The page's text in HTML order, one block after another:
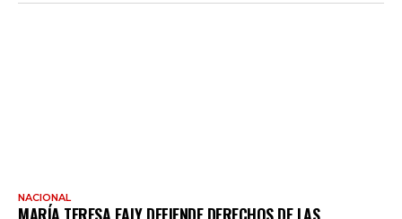
NACIONAL
MARÍA TERESA EALY DEFIENDE DERECHOS DE LAS